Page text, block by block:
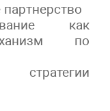
партнерство
как
по